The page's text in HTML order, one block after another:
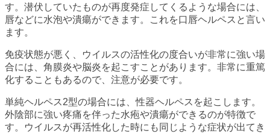
す。潜伏していたものが再度発症してくるような場合には、
唇などに水泡や潰瘍ができます。これを口唇ヘルペスと言い
ます。
免疫状態が悪く、ウイルスの活性化の度合いが非常に強い場
合には、角膜炎や脳炎を起こすことがあります。非常に重篤
化することもあるので、注意が必要です。
単純ヘルペス2型の場合には、性器ヘルペスを起こします。
外陰部に強い疼痛を伴った水疱や潰瘍ができるのが特徴で
す。ウイルスが再活性化した時にも同じような症状が出てき